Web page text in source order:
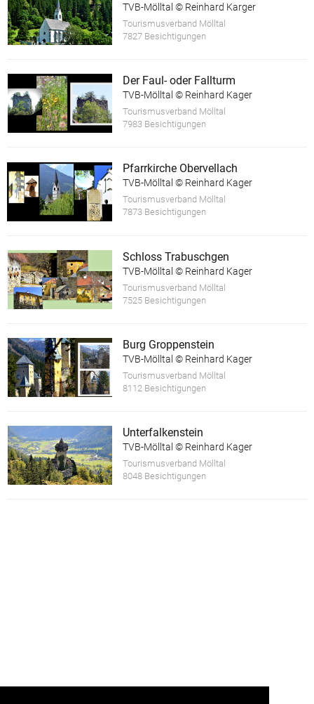
TVB-Mölltal © Reinhard Karger
Tourismusverband Mölltal
7827 Besichtigungen
Der Faul- oder Fallturm
TVB-Mölltal © Reinhard Kager
Tourismusverband Mölltal
7983 Besichtigungen
Pfarrkirche Obervellach
TVB-Mölltal © Reinhard Kager
Tourismusverband Mölltal
7873 Besichtigungen
Schloss Trabuschgen
TVB-Mölltal © Reinhard Kager
Tourismusverband Mölltal
7525 Besichtigungen
Burg Groppenstein
TVB-Mölltal © Reinhard Kager
Tourismusverband Mölltal
8112 Besichtigungen
Unterfalkenstein
TVB-Mölltal © Reinhard Kager
Tourismusverband Mölltal
8048 Besichtigungen